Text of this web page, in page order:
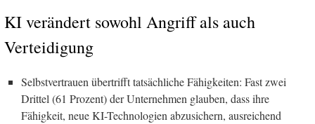
KI verändert sowohl Angriff als auch
Verteidigung
Selbstvertrauen übertrifft tatsächliche Fähigkeiten: Fast zwei
Drittel (61 Prozent) der Unternehmen glauben, dass ihre
Fähigkeit, neue KI-Technologien abzusichern, ausreichend